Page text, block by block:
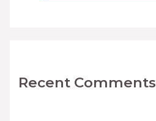
Recent Comments